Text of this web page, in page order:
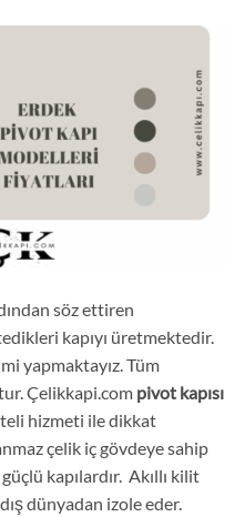
söz ettiren
kapıyı üretmektedir.
yapmaktayız. Tüm
Çelikkapi.com pivot kapısı
hizmeti ile dikkat
çelik iç gövdeye sahip
kapılardır. Akıllı kilit
dünyadan izole eder.